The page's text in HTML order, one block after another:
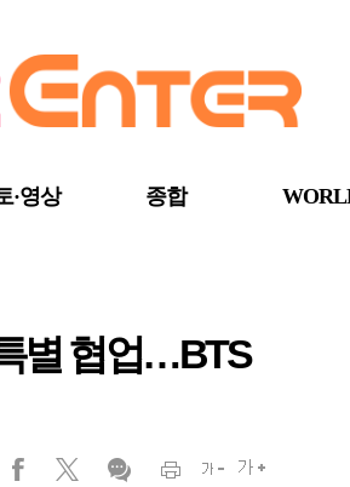
·영상 종합
별 협업…BTS